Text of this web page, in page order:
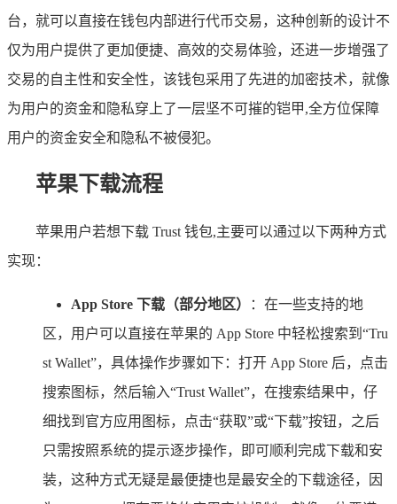
台，就可以直接在钱包内部进行代币交易，这种创新的设计不
仅为用户提供了更加便捷、高效的交易体验，还进一步增强了
交易的自主性和安全性，该钱包采用了先进的加密技术，就像
为用户的资金和隐私穿上了一层坚不可摧的铠甲,全方位保障
用户的资金安全和隐私不被侵犯。
苹果下载流程
苹果用户若想下载 Trust 钱包,主要可以通过以下两种方式
实现：
App Store 下载（部分地区）
：在一些支持的地
区，用户可以直接在苹果的 App Store 中轻松搜索到“Tru
st Wallet”，具体操作步骤如下：打开 App Store 后，点击
搜索图标，然后输入“Trust Wallet”，在搜索结果中，仔
细找到官方应用图标，点击“获取”或“下载”按钮，之后
只需按照系统的提示逐步操作，即可顺利完成下载和安
装，这种方式无疑是最便捷也是最安全的下载途径，因